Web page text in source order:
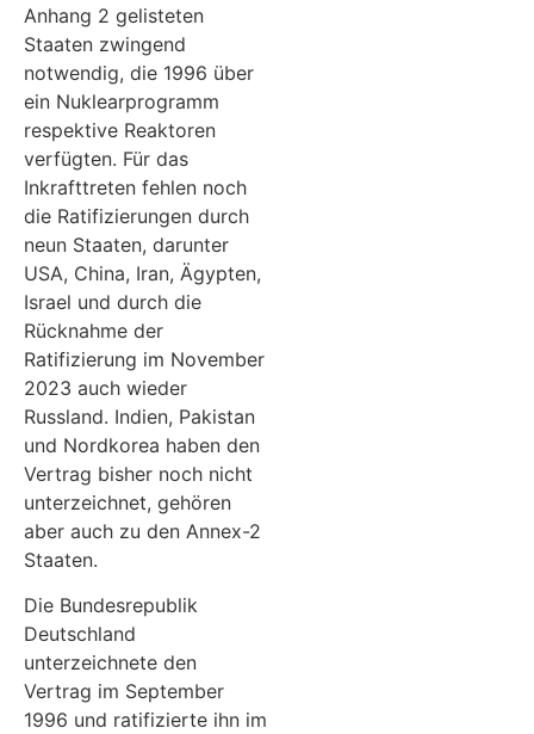
Anhang 2 gelisteten
Staaten zwingend
notwendig, die 1996 über
ein Nuklearprogramm
respektive Reaktoren
verfügten. Für das
Inkrafttreten fehlen noch
die Ratifizierungen durch
neun Staaten, darunter
USA, China, Iran, Ägypten,
Israel und durch die
Rücknahme der
Ratifizierung im November
2023 auch wieder
Russland. Indien, Pakistan
und Nordkorea haben den
Vertrag bisher noch nicht
unterzeichnet, gehören
aber auch zu den Annex-2
Staaten.
Die Bundesrepublik
Deutschland
unterzeichnete den
Vertrag im September
1996 und ratifizierte ihn im